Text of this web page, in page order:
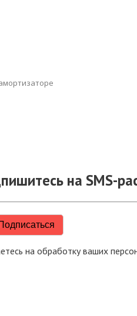
на SMS-
на обработку ваших